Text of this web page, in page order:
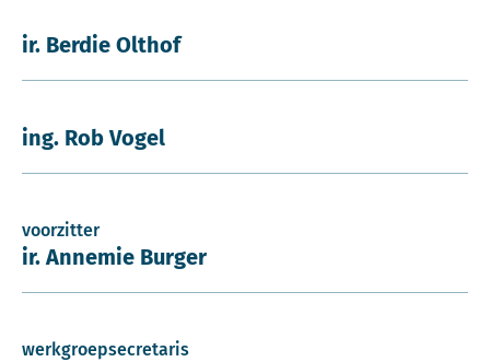
ir. Berdie Olthof
ing. Rob Vogel
voorzitter
ir. Annemie Burger
werkgroepsecretaris